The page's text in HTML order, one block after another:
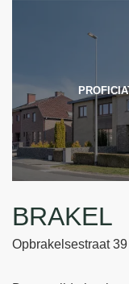
BRAKEL
Opbrakelsestraat 39